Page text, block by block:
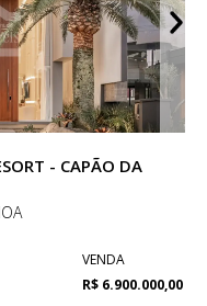
- CAPÃO DA
VENDA
R$ 6.900.000,00